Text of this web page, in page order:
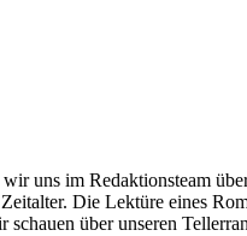
uns im Redaktionsteam
Die Lektüre eines
über unseren